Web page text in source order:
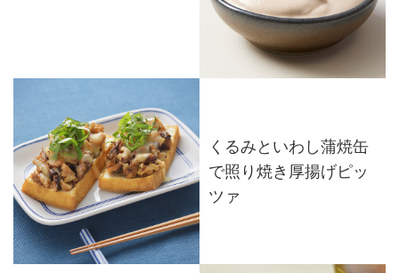
くるみといわし蒲焼缶
で照り焼き厚揚げピッ
ツァ